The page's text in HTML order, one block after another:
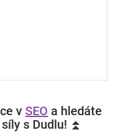
v SEO a hledáte
s Dudlu! ⏫